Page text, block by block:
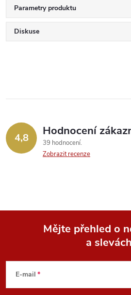
Parametry produktu
Diskuse
4,8 Hodnocení
39 hodnocení
Zobrazit recenze
Mějte přehled o
a slevách
E-mail